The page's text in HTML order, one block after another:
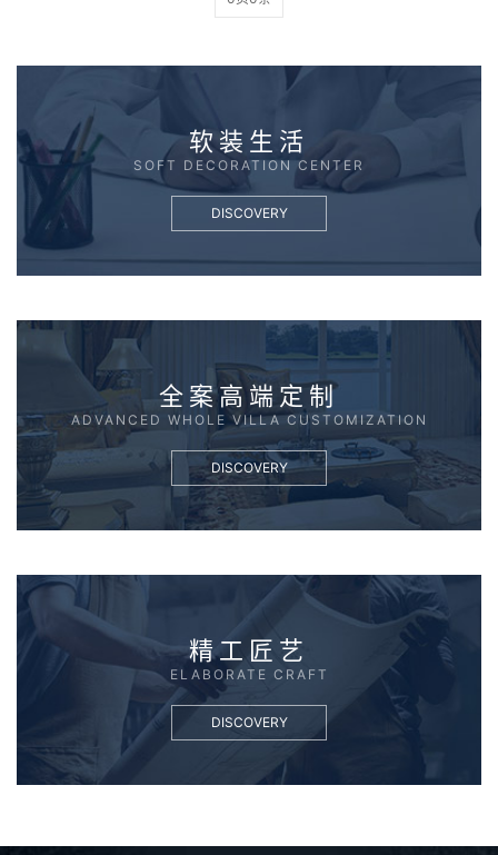
软装生活
SOFT DECORATION CENTER
DISCOVERY
全案高端定制
ADVANCED WHOLE VILLA CUSTOMIZATION
DISCOVERY
精工匠艺
ELABORATE CRAFT
DISCOVERY